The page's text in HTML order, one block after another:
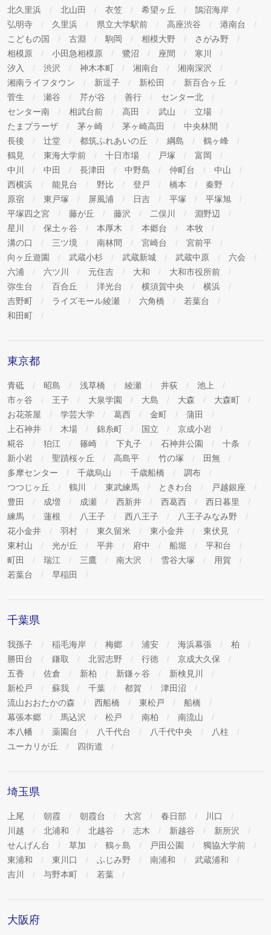
北久里浜 北山田 衣笠 希望ヶ丘
鵠沼海岸
弘明寺
久里浜 県立大学駅前 高座渋谷
港南台
こどもの国
古淵 駒岡 相模大野
さがみ野
相模原
小田急相模原 鷺沼 座間
寒川
汐入
渋沢 神木本町 湘南台
湘南深沢
湘南ライフタウン
新逗子 新松田
新百合ヶ丘
菅生
瀬谷 芹が谷 善行
センター北
センター南
相武台前 高田 武山
立場
たまプラーザ
茅ヶ崎 茅ヶ崎高田
中央林間
長後
辻堂 都筑ふれあいの丘 綱島
鶴ヶ峰
鶴見
東海大学前 十日市場 戸塚
富岡
中川
中田 長津田 中野島 仲町台
中山
西横浜
能見台 野比 登戸 橋本
秦野
原宿
東戸塚 屏風浦 日吉 平塚
平塚旭
平塚四之宮
藤が丘 藤沢 二俣川
淵野辺
星川
保土ヶ谷 本厚木 本郷台
本牧
溝の口
三ツ境 南林間 宮崎台
宮前平
向ヶ丘遊園
武蔵小杉 武蔵新城 武蔵中原
六会
六浦
六ツ川 元住吉 大和
大和市役所前
弥生台
百合丘 洋光台 横須賀中央
横浜
吉野町
ライズモール綾瀬 六角橋
若葉台
和田町
東京都
青砥 昭島 浅草橋 綾瀬 井荻
池上
市ヶ谷
王子 大泉学園 大島 大森
大森町
お花茶屋
学芸大学 葛西 金町
蒲田
上石神井
木場 錦糸町 国立
京成小岩
糀谷
狛江 篠崎 下丸子 石神井公園
十条
新小岩
聖蹟桜ヶ丘 高島平 竹の塚
田無
多摩センター
千歳烏山 千歳船橋
調布
つつじヶ丘
鶴川 東武練馬 ときわ台
戸越銀座
豊田
成増 成瀬 西新井 西葛西
西日暮里
練馬
蓮根 八王子 西八王子
八王子みなみ野
花小金井
羽村 東久留米 東小金井
東伏見
東村山
光が丘 平井 府中 船堀
平和台
町田
瑞江 三鷹 南大沢 雪谷大塚
用賀
若葉台
早稲田
千葉県
我孫子 稲毛海岸 梅郷 浦安 海浜幕張
柏
勝田台
鎌取 北習志野 行徳
京成大久保
五香
佐倉 新柏 新鎌ヶ谷
新検見川
新松戸
蘇我 千葉 都賀
津田沼
流山おおたかの森
西船橋 東松戸
船橋
幕張本郷
馬込沢 松戸 南柏
南流山
本八幡
薬園台 八千代台 八千代中央
八柱
ユーカリが丘
四街道
埼玉県
上尾 朝霞 朝霞台 大宮 春日部
川口
川越
北浦和 北越谷 志木 新越谷
新所沢
せんげん台
草加 鶴ヶ島 戸田公園
獨協大学前
東浦和
東川口 ふじみ野 南浦和
武蔵浦和
吉川
与野本町 若葉
大阪府